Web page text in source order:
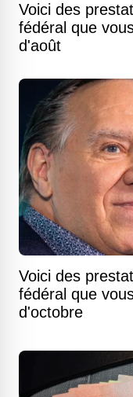
Voici des
fédéral que
d'août
Voici des
fédéral que
d'octobre